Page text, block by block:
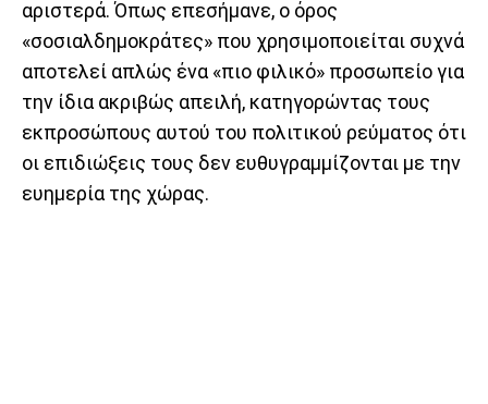
αριστερά. Όπως επεσήμανε, ο όρος
«σοσιαλδημοκράτες» που χρησιμοποιείται συχνά
αποτελεί απλώς ένα «πιο φιλικό» προσωπείο για
την ίδια ακριβώς απειλή, κατηγορώντας τους
εκπροσώπους αυτού του πολιτικού ρεύματος ότι
οι επιδιώξεις τους δεν ευθυγραμμίζονται με την
ευημερία της χώρας.